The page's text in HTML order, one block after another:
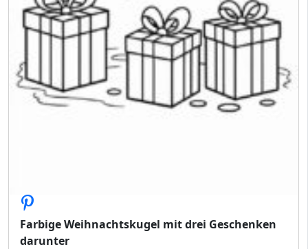
Farbige Weihnachtskugel mit drei Geschenken
darunter